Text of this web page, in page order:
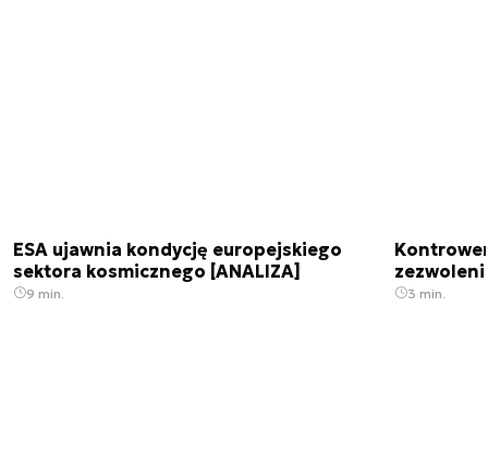
ESA ujawnia kondycję europejskiego
sektora kosmicznego [ANALIZA]
9 min. 3 min.